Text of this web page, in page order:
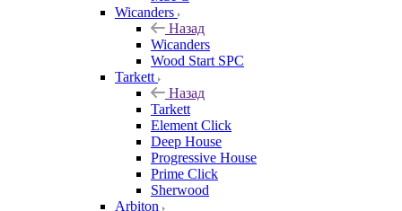
Wicanders
Назад
Wicanders
Wood Start SPC
Tarkett
Назад
Tarkett
Element Click
Deep House
Progressive House
Prime Click
Sherwood
Arbiton